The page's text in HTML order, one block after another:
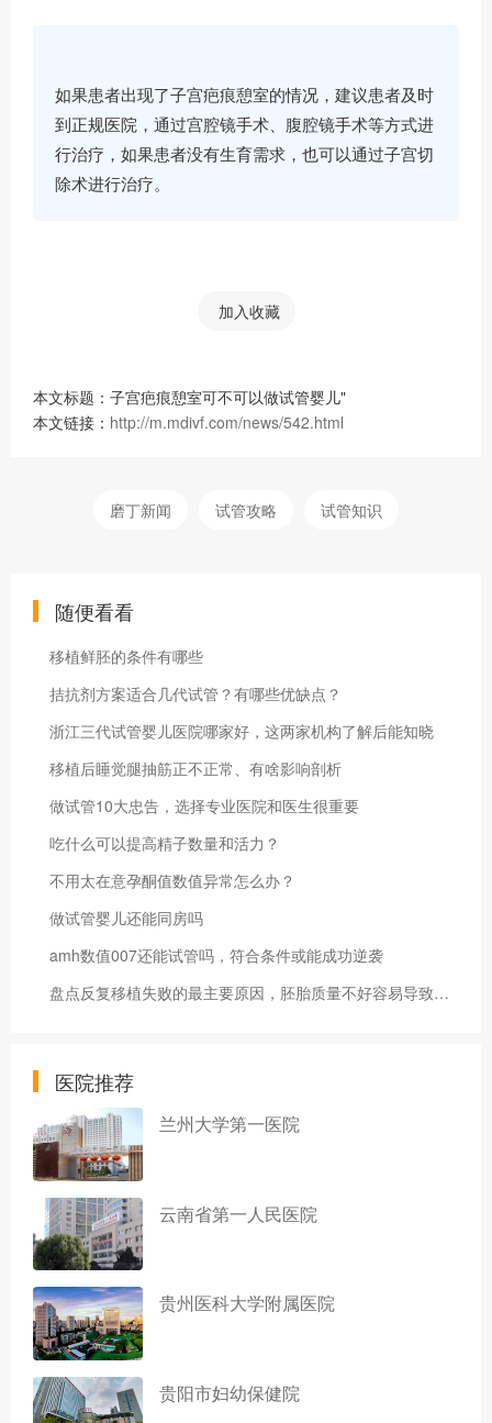
如果患者出现了子宫疤痕憩室的情况，建议患者及时
到正规医院，通过宫腔镜手术、腹腔镜手术等方式进
行治疗，如果患者没有生育需求，也可以通过子宫切
除术进行治疗。
加入收藏
本文标题：子宫疤痕憩室可不可以做试管婴儿"
本文链接： http://m.mdivf.com/news/542.html
磨丁新闻 试管攻略 试管知识
随便看看
移植鲜胚的条件有哪些
拮抗剂方案适合几代试管？有哪些优缺点？
浙江三代试管婴儿医院哪家好，这两家机构了解后能知晓
移植后睡觉腿抽筋正不正常、有啥影响剖析
做试管10大忠告，选择专业医院和医生很重要
吃什么可以提高精子数量和活力？
不用太在意孕酮值数值异常怎么办？
做试管婴儿还能同房吗
amh数值007还能试管吗，符合条件或能成功逆袭
盘点反复移植失败的最主要原因，胚胎质量不好容易导致流产
医院推荐
兰州大学第一医院
云南省第一人民医院
贵州医科大学附属医院
贵阳市妇幼保健院